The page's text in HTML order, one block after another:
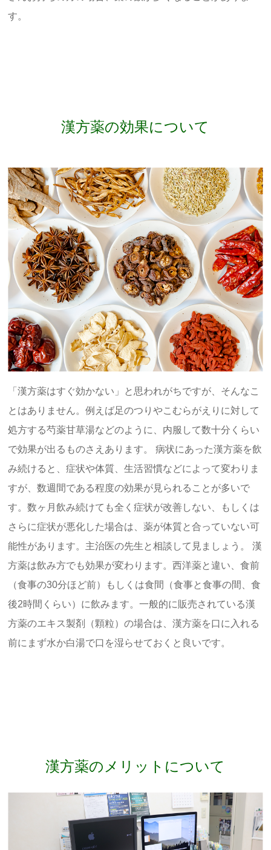
す。
漢方薬の効果について
「漢方薬はすぐ効かない」と思われがちですが、そんなこ
とはありません。例えば足のつりやこむらがえりに対して
処方する芍薬甘草湯などのように、内服して数十分くらい
で効果が出るものさえあります。 病状にあった漢方薬を飲
み続けると、症状や体質、生活習慣などによって変わりま
すが、数週間である程度の効果が見られることが多いで
す。数ヶ月飲み続けても全く症状が改善しない、もしくは
さらに症状が悪化した場合は、薬が体質と合っていない可
能性があります。主治医の先生と相談して見ましょう。 漢
方薬は飲み方でも効果が変わります。西洋薬と違い、食前
（食事の30分ほど前）もしくは食間（食事と食事の間、食
後2時間くらい）に飲みます。一般的に販売されている漢
方薬のエキス製剤（顆粒）の場合は、漢方薬を口に入れる
前にまず水か白湯で口を湿らせておくと良いです。
漢方薬のメリットについて